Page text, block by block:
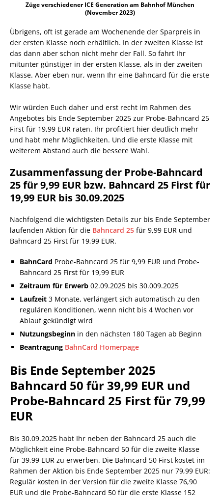
Züge verschiedener ICE Generation am Bahnhof München
(November 2023)
Übrigens, oft ist gerade am Wochenende der Sparpreis in
der ersten Klasse noch erhältlich. In der zweiten Klasse ist
das dann aber schon nicht mehr der Fall. So fahrt Ihr
mitunter günstiger in der ersten Klasse, als in der zweiten
Klasse. Aber eben nur, wenn Ihr eine Bahncard für die erste
Klasse habt.
Wir würden Euch daher und erst recht im Rahmen des
Angebotes bis Ende September 2025 zur Probe-Bahncard 25
First für 19,99 EUR raten. Ihr profitiert hier deutlich mehr
und habt mehr Möglichkeiten. Und die erste Klasse mit
weiterem Abstand auch die bessere Wahl.
Zusammenfassung der Probe-Bahncard
25 für 9,99 EUR bzw. Bahncard 25 First für
19,99 EUR bis 30.09.2025
Nachfolgend die wichtigsten Details zur bis Ende September
laufenden Aktion für die Bahncard 25 für 9,99 EUR und
Bahncard 25 First für 19,99 EUR.
BahnCard Probe-Bahncard 25 für 9,99 EUR und Probe-
Bahncard 25 First für 19,99 EUR
Zeitraum für Erwerb 02.09.2025 bis 30.009.2025
Laufzeit 3 Monate, verlängert sich automatisch zu den
regulären Konditionen, wenn nicht bis 4 Wochen vor
Ablauf gekündigt wird
Nutzungsbeginn in den nächsten 180 Tagen ab Beginn
Beantragung BahnCard Homerpage
Bis Ende September 2025
Bahncard 50 für 39,99 EUR und
Probe-Bahncard 25 First für 79,99
EUR
Bis 30.09.2025 habt Ihr neben der Bahncard 25 auch die
Möglichkeit eine Probe-Bahncard 50 für die zweite Klasse
für 39,99 EUR zu erwerben. Die Bahncard 50 First kostet im
Rahmen der Aktion bis Ende September 2025 nur 79,99 EUR:
Regulär kosten in der Version für die zweite Klasse 76,90
EUR und die Probe-Bahncard 50 für die erste Klasse 152